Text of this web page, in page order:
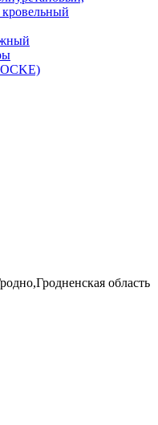
область